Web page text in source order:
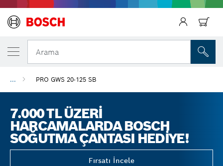
Arama
... PRO GWS 20-125 SB
7.000 TL ÜZERI
HARCAMALARDA BOSCH
SOĞUTMA ÇANTASI HEDIYE!
Fırsatı İncele